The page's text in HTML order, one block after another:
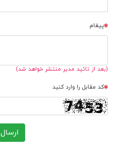
پیغام
(بعد از تائید مدیر منتشر خواهد شد)
کد مقابل را وارد کنید
ارسال